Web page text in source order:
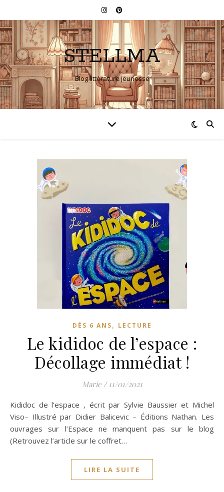
STELLMA
Blog littérature jeunesse
DÈS 6 ANS, LECTURE
Le kididoc de l’espace :
Décollage immédiat !
Marie / 11/01/2021
Kididoc de l’espace , écrit par Sylvie Baussier et Michel
Viso– Illustré par Didier Balicevic – Éditions Nathan. Les
ouvrages sur l’Espace ne manquent pas sur le blog
(Retrouvez l’article sur le coffret…
LIRE LA SUITE